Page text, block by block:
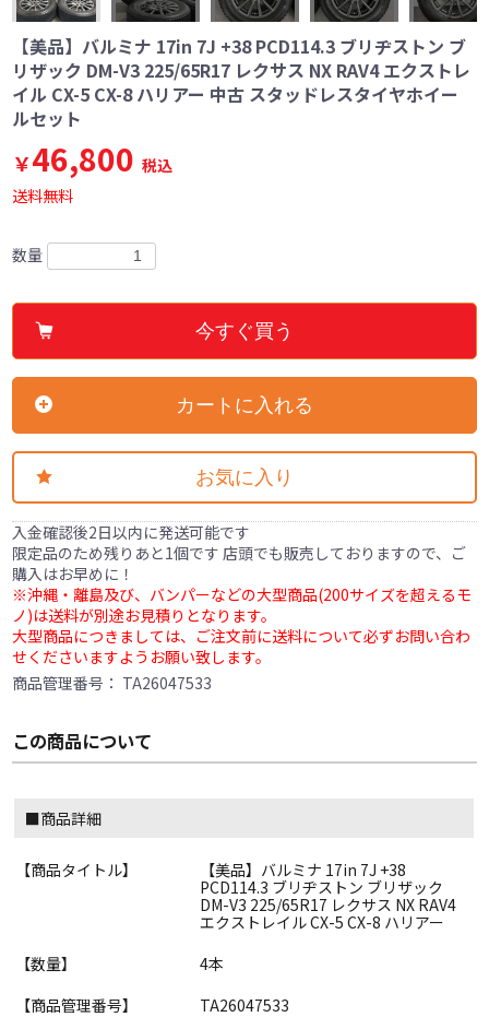
【美品】バルミナ 17in 7J +38 PCD114.3 ブリヂストン ブ
リザック DM-V3 225/65R17 レクサス NX RAV4 エクストレ
イル CX-5 CX-8 ハリアー 中古 スタッドレスタイヤホイー
ルセット
￥46,800 税込
送料無料
数量
今すぐ買う
カートに入れる
お気に入り
入金確認後2日以内に発送可能です
限定品のため残りあと1個です 店頭でも販売しておりますので、ご
購入はお早めに！
※沖縄・離島及び、バンパーなどの大型商品(200サイズを超えるモ
ノ)は送料が別途お見積りとなります。
大型商品につきましては、ご注文前に送料について必ずお問い合わ
せくださいますようお願い致します。
商品管理番号： TA26047533
この商品について
■商品詳細
【商品タイトル】
【美品】バルミナ 17in 7J +38
PCD114.3 ブリヂストン ブリザック
DM-V3 225/65R17 レクサス NX RAV4
エクストレイル CX-5 CX-8 ハリアー
【数量】
4本
【商品管理番号】
TA26047533